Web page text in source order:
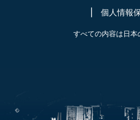
個人情報
すべての内容は日